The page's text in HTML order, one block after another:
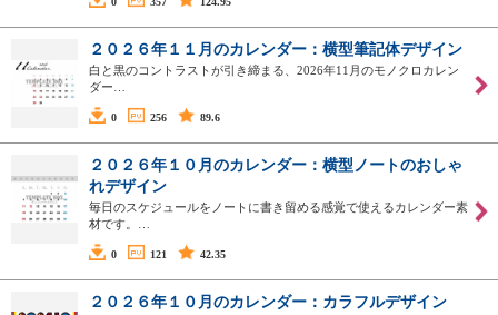
２０２６年１１月のカレンダー：横型筆記体デザイン
白と黒のコントラストが引き締まる、2026年11月のモノクロカレン
ダー…
0 256 89.6
２０２６年１０月のカレンダー：横型ノートのおしゃ
れデザイン
毎日のスケジュールをノートに書き留める感覚で使えるカレンダー素
材です。…
0 121 42.35
２０２６年１０月のカレンダー：カラフルデザイン